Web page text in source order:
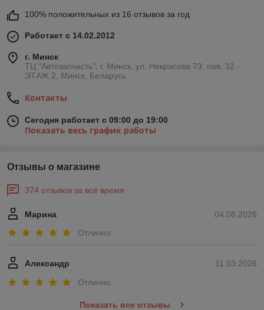
100% положительных из 16 отзывов за год
Работает с 14.02.2012
г. Минск
ТЦ "Автозапчасть", г. Минск, ул. Некрасова 73, пав. 32 -
ЭТАЖ 2, Минск, Беларусь
Контакты
Сегодня работает с 09:00 до 19:00
Показать весь график работы
Отзывы о магазине
374 отзывов за всё время
04.08.2026
Марина
Отлично
11.03.2026
Александр
Отлично
Показать все отзывы